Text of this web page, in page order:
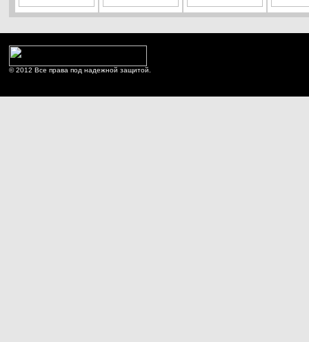
© 2012 Все права под надежной защитой.